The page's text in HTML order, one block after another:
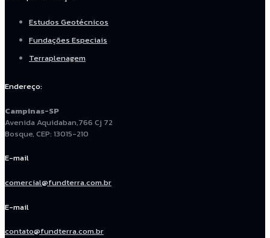
Estudos Geotécnicos
Fundações Especiais
Terraplenagem
Endereço:
Campinas-SP
Avenida Aquidaban,766 Cj 72
Bosque, CEP: 13015-210
E-mail
comercial@fundterra.com.br
E-mail
contato@fundterra.com.br